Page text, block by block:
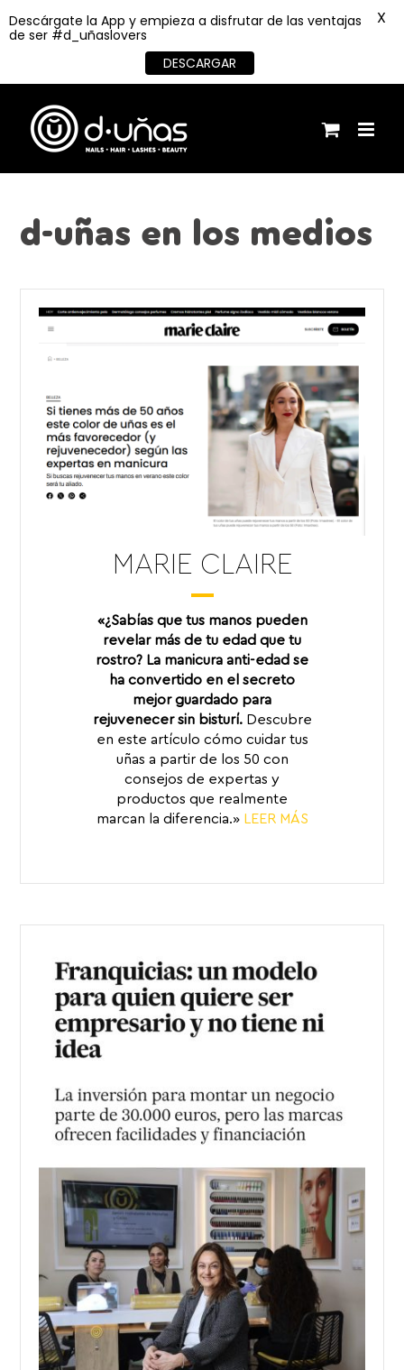
contenido
d-uñas en los medios
MARIE CLAIRE
«¿Sabías que tus manos pueden
revelar más de tu edad que tu
rostro? La manicura anti-edad se
ha convertido en el secreto
mejor guardado para
rejuvenecer sin bisturí.Descubre
en este artículo cómo cuidar tus
uñas a partir de los 50 con
consejos de expertas y
productos que realmente
marcan la diferencia.» LEER MÁS
Descárgate la App y empieza a disfrutar de las ventajas
de ser #d_uñaslovers
DESCARGAR
X